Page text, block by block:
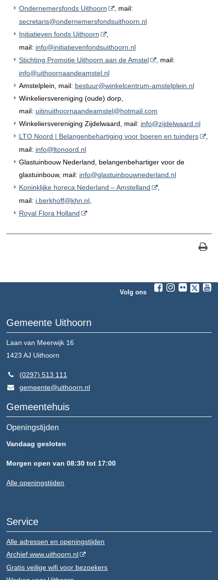
Ondernemersfonds Uithoorn
, mail:
secretaris@ondernemersfondsuithoorn.nl
Initiatieven fonds Uithoorn
,
mail: info@initiatievenfondsuithoorn.nl
Stichting Promotie Uithoorn aan de Amstel
, mail:
info@uithoornaandeamstel.nl
Amstelplein, mail: bestuur@winkelcentrum-amstelplein.nl
Winkeliersvereniging (oude) dorp,
mail: uitinuithoornaandeamstel@hotmail.com
Winkeliersvereniging Zijdelwaard, mail: info@zijdelwaard.nl
LTO Noord | Belangenbehartiging voor boeren en tuinders
,
mail: info@ltonoord.nl
Glastuinbouw Nederland, belangenbehartiger voor de
glastuinbouw, mail: info@glastuinbouwnederland.nl
Koninklijke horeca Nederland – Amstelland
,
mail: i.berkhoff@khn.nl,
Royal Flora Holland
Volg ons
Gemeente Uithoorn
Laan van Meerwijk 16
1423 AJ Uithoorn
(0297) 513 111
gemeente@uithoorn.nl
Gemeentehuis
Openingstijden
Vandaag gesloten
Morgen open van 08:30 tot 17:00
Alle openingstijden
Service
Alle adressen en openingstijden
Archief www.uithoorn.nl
Gratis veilige wifi voor bezoekers